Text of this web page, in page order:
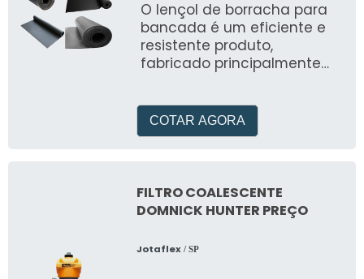
O lençol de borracha para
bancada é um eficiente e
resistente produto,
fabricado principalmente
o que for mais
COTAR AGORA
FILTRO COALESCENTE
DOMNICK HUNTER PREÇO
Jotaflex/ SP